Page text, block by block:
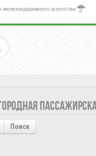
агентства
Поиск